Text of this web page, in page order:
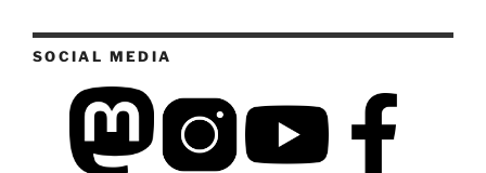
SOCIAL MEDIA